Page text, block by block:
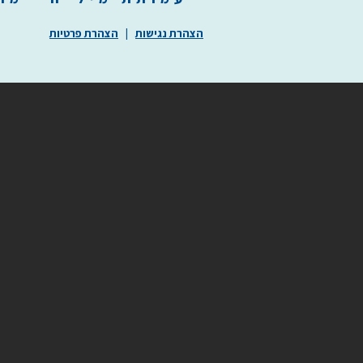
הצהרת נגישות| הצהרת פרטיות